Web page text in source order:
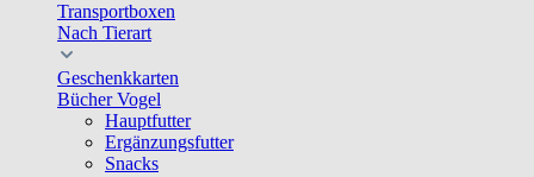
Transportboxen
Nach Tierart
Geschenkkarten
Bücher Vogel
Hauptfutter
Ergänzungsfutter
Snacks